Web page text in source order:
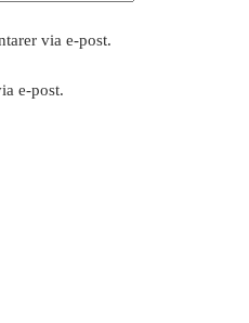
via e-post.
e-post.